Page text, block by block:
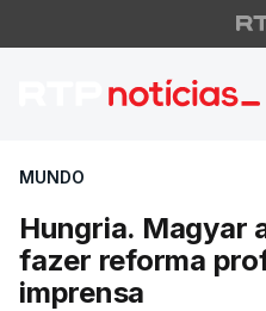
Hungria.
MUNDO
Hungria. Magyar
fazer reforma
imprensa